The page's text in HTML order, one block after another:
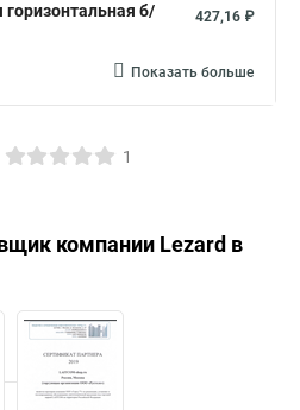
б/
427,16 ₽
Показать больше
1
компании Lezard в